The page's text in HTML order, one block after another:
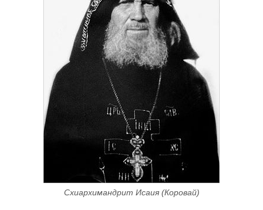
Схиархимандрит Исаия (Коровай)